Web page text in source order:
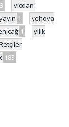
vicdani
yayın 1
yehova
1
yılık
183